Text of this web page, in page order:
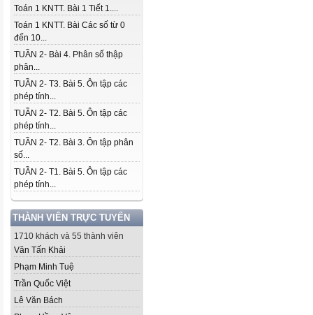
Toán 1 KNTT. Bài 1 Tiết 1....
Toán 1 KNTT. Bài Các số từ 0
đến 10...
TUẦN 2- Bài 4. Phân số thập
phân...
TUẦN 2- T3. Bài 5. Ôn tập các
phép tính...
TUẦN 2- T2. Bài 5. Ôn tập các
phép tính...
TUẦN 2- T2. Bài 3. Ôn tập phân
số...
TUẦN 2- T1. Bài 5. Ôn tập các
phép tính...
THÀNH VIÊN TRỰC TUYẾN
1710 khách và 55 thành viên
Văn Tấn Khải
Phạm Minh Tuệ
Trần Quốc Việt
Lê Văn Bách